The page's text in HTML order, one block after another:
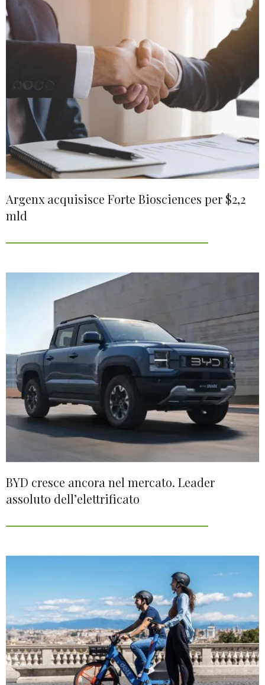
Argenx acquisisce Forte Biosciences per $2,2
mld
BYD cresce ancora nel mercato. Leader
assoluto dell’elettrificato